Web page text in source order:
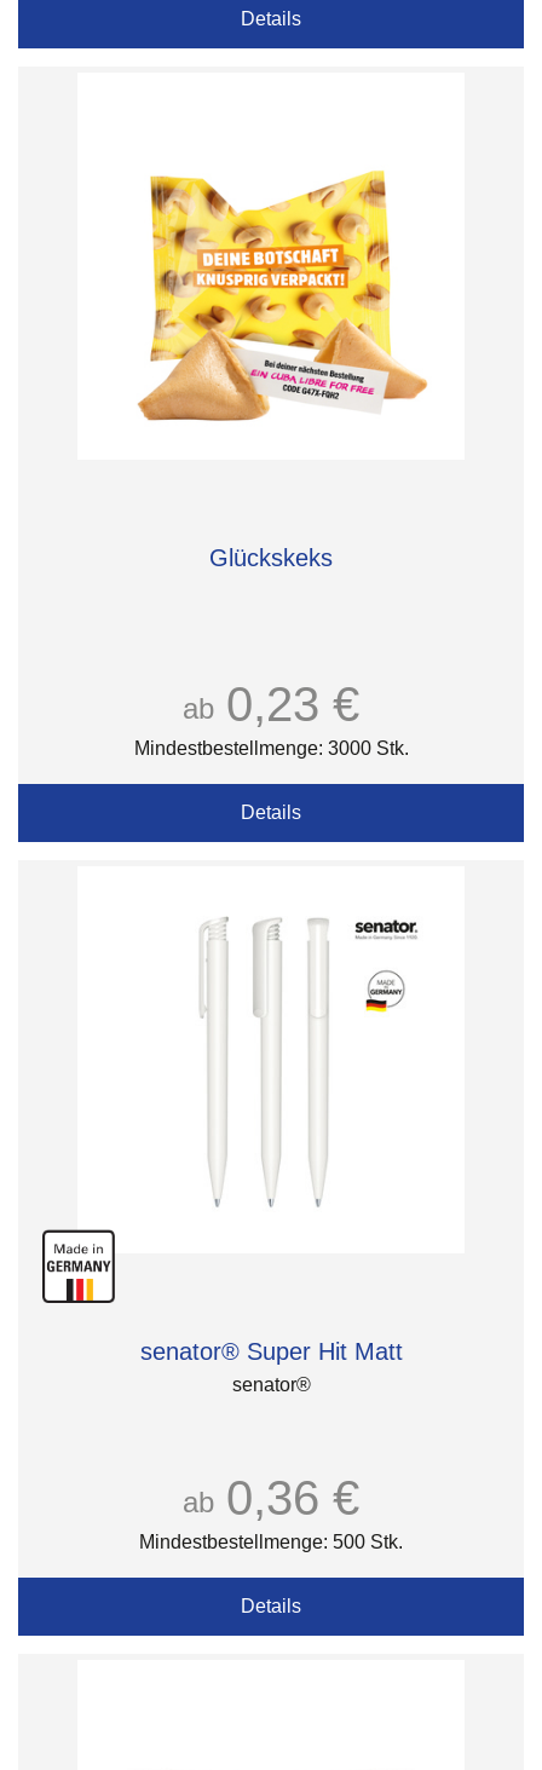
Details
Glückskeks
ab 0,23 €
Mindestbestellmenge: 3000 Stk.
Details
senator® Super Hit Matt
senator®
ab 0,36 €
Mindestbestellmenge: 500 Stk.
Details